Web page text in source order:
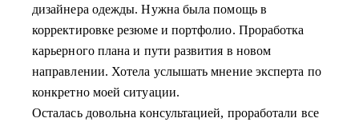
дизайнера одежды. Нужна была помощь в
корректировке резюме и портфолио. Проработка
карьерного плана и пути развития в новом
направлении. Хотела услышать мнение эксперта по
конкретно моей ситуации.
Осталась довольна консультацией, проработали все